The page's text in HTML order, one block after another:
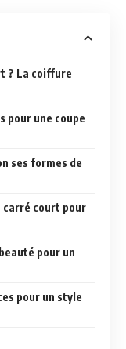
? La coiffure
pour une coupe
ses formes de
carré court pour
pour un
pour un style